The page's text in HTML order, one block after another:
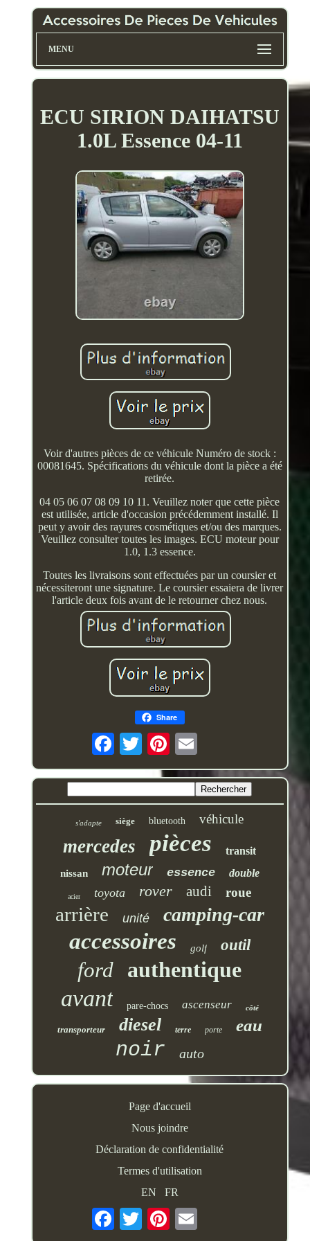
MENU
ECU SIRION DAIHATSU
1.0L Essence 04-11
Voir d'autres pièces de ce véhicule Numéro de stock :
00081645. Spécifications du véhicule dont la pièce a été
retirée.
04 05 06 07 08 09 10 11. Veuillez noter que cette pièce
est utilisée, article d'occasion précédemment installé. Il
peut y avoir des rayures cosmétiques et/ou des marques.
Veuillez consulter toutes les images. ECU moteur pour
1.0, 1.3 essence.
Toutes les livraisons sont effectuées par un coursier et
nécessiteront une signature. Le coursier essaiera de livrer
l'article deux fois avant de le retourner chez nous.
Share
s'adapte siège bluetooth véhicule
mercedes pièces transit
nissan moteur essence double
acier toyota rover audi roue
arrière unité camping-car
accessoires golf outil
ford authentique
avant pare-chocs ascenseur côté
transporteur diesel terre porte eau
noir auto
Page d'accueil
Nous joindre
Déclaration de confidentialité
Termes d'utilisation
EN
FR